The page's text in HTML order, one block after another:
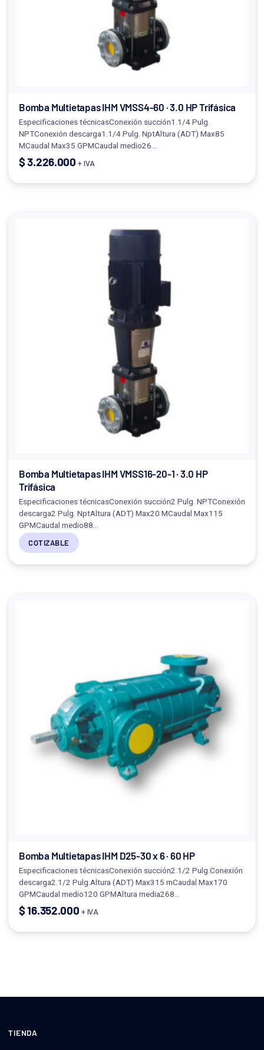
Bomba Multietapas IHM VMSS4-60 · 3.0 HP Trifásica
Especificaciones técnicasConexión succión1.1/4 Pulg.
NPTConexión descarga1.1/4 Pulg. NptAltura (ADT) Max85
MCaudal Max35 GPMCaudal medio26…
$3.226.000 + IVA
Bomba Multietapas IHM VMSS16-20-1 · 3.0 HP
Trifásica
Especificaciones técnicasConexión succión2 Pulg. NPTConexión
descarga2 Pulg. NptAltura (ADT) Max20 MCaudal Max115
GPMCaudal medio88…
COTIZABLE
Bomba Multietapas IHM D25-30 x 6 · 60 HP
Especificaciones técnicasConexión succión2.1/2 Pulg.Conexión
descarga2.1/2 Pulg.Altura (ADT) Max315 mCaudal Max170
GPMCaudal medio120 GPMAltura media268…
$16.352.000 + IVA
TIENDA